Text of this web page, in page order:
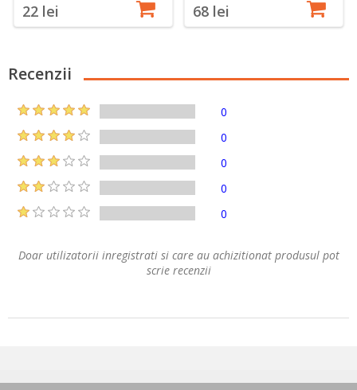
22 lei 68 lei
Recenzii
0
0
0
0
0
Doar utilizatorii inregistrati si care au achizitionat produsul pot
scrie recenzii